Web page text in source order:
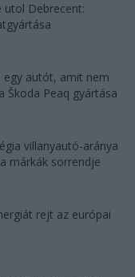
utol Debrecent:
egy autót, amit nem
Peaq gyártása
villanyautó-aránya
márkák sorrendje
rejt az európai